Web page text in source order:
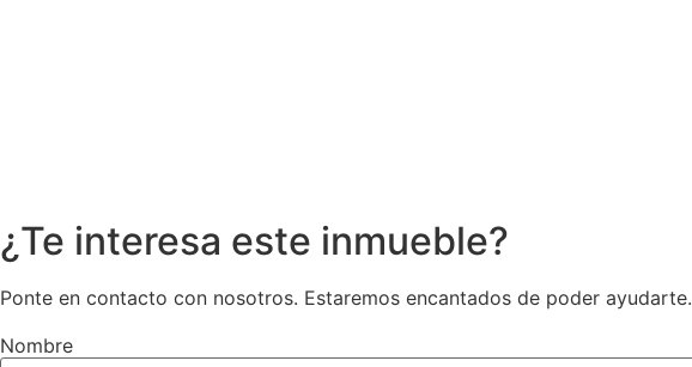
¿Te interesa este inmueble?
Ponte en contacto con nosotros. Estaremos encantados de poder ayudarte.
Nombre